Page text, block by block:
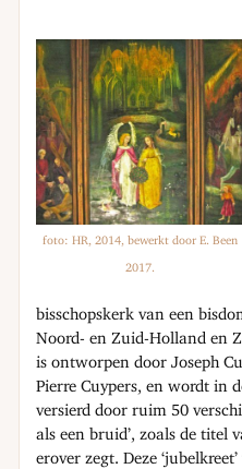
foto: HR, 2014, bewerkt door E. Been
2017.
bisschopskerk van een
Noord- en Zuid-Holland en
is ontworpen door Joseph
Pierre Cuypers, en wordt in
versierd door ruim 50
als een bruid’, zoals de titel
erover zegt. Deze